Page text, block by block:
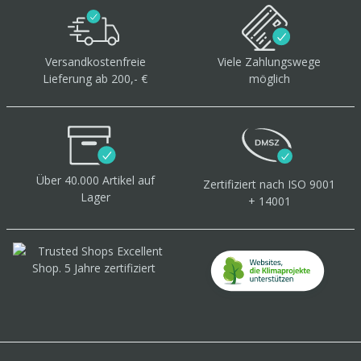
Versandkostenfreie
Lieferung ab 200,- €
Viele Zahlungswege
möglich
Über 40.000 Artikel auf
Lager
Zertifiziert nach ISO 9001
+ 14001